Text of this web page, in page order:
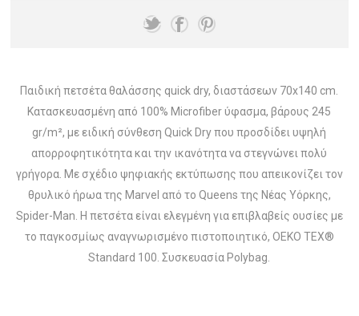
Παιδική πετσέτα θαλάσσης quick dry, διαστάσεων 70x140 cm.
Κατασκευασμένη από 100% Microfiber ύφασμα, βάρους 245
gr/m², με ειδική σύνθεση Quick Dry που προσδίδει υψηλή
απορροφητικότητα και την ικανότητα να στεγνώνει πολύ
γρήγορα. Με σχέδιο ψηφιακής εκτύπωσης που απεικονίζει τον
θρυλικό ήρωα της Marvel από το Queens της Νέας Υόρκης,
Spider-Man. Η πετσέτα είναι ελεγμένη για επιβλαβείς ουσίες με
το παγκοσμίως αναγνωρισμένο πιστοποιητικό, OEKO TEX®
Standard 100. Συσκευασία Polybag.